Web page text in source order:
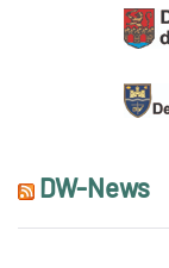
DW-News